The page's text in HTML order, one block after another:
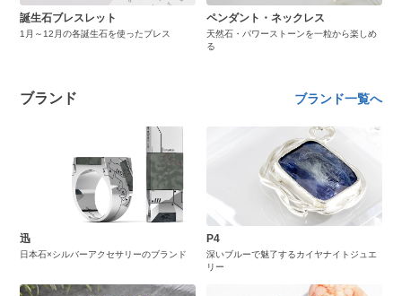
誕生石ブレスレット
1月～12月の各誕生石を使ったブレス
ペンダント・ネックレス
天然石・パワーストーンを一粒から楽しめ
る
ブランド ブランド一覧へ
迅
日本石×シルバーアクセサリーのブランド
P4
深いブルーで魅了するカイヤナイトジュエ
リー